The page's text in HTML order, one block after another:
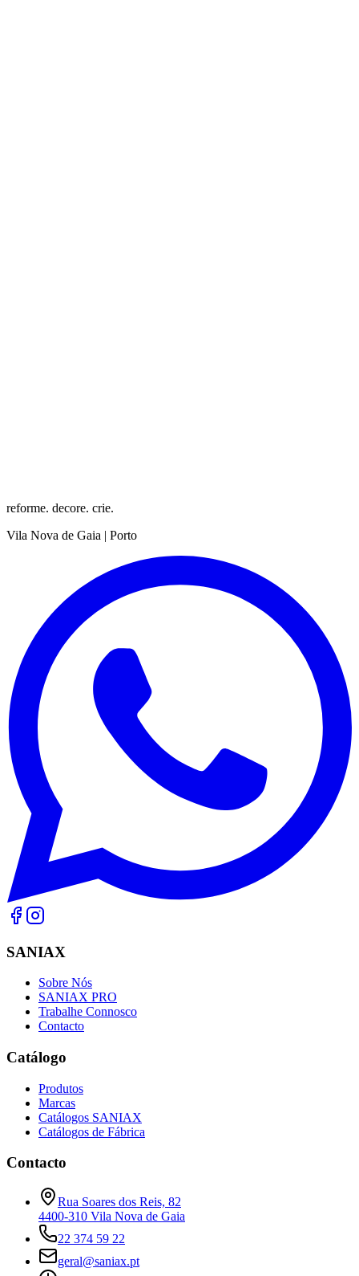
reforme. decore. crie.
Vila Nova de Gaia | Porto
SANIAX
Sobre Nós
SANIAX PRO
Trabalhe Connosco
Contacto
Catálogo
Produtos
Marcas
Catálogos SANIAX
Catálogos de Fábrica
Contacto
Rua Soares dos Reis, 82
4400-310 Vila Nova de Gaia
22 374 59 22
geral@saniax.pt